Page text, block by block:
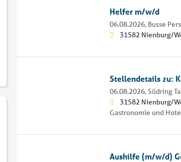
Helfer m/w/d
06.08.2026, Busse
31582 Nienburg/
Stellendetails zu:
06.08.2026, Südring
31582 Nienburg/
Gastronomie und
Aushilfe (m/w/d)